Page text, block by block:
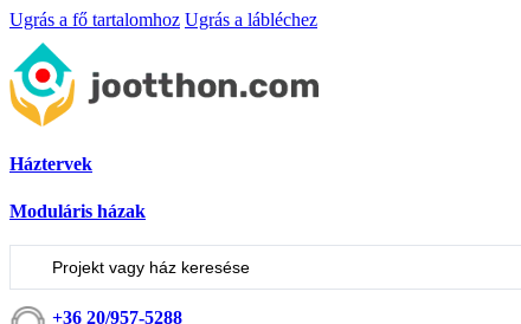
Ugrás a fő tartalomhoz Ugrás a lábléchez
Háztervek
Moduláris házak
+36 20/957-5288